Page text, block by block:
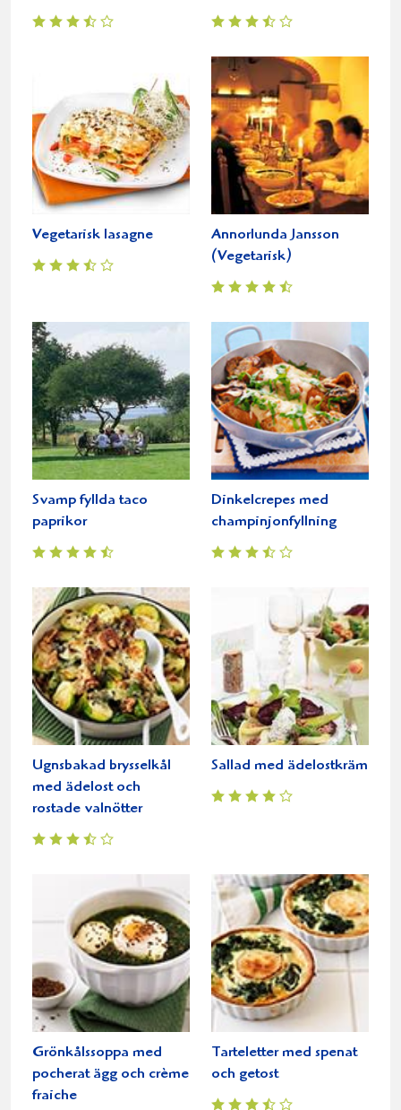
Vegetarisk lasagne
Annorlunda Jansson
(Vegetarisk)
Svamp fyllda taco
paprikor
Dinkelcrepes med
champinjonfyllning
Ugnsbakad brysselkål
med ädelost och
rostade valnötter
Sallad med ädelostkräm
Grönkålssoppa med
pocherat ägg och crème
fraiche
Tarteletter med spenat
och getost